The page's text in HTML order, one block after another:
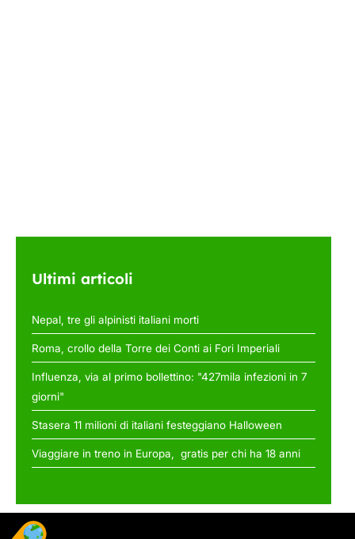
Ultimi articoli
Nepal, tre gli alpinisti italiani morti
Roma, crollo della Torre dei Conti ai Fori Imperiali
Influenza, via al primo bollettino: "427mila infezioni in 7
giorni"
Stasera 11 milioni di italiani festeggiano Halloween
Viaggiare in treno in Europa, gratis per chi ha 18 anni